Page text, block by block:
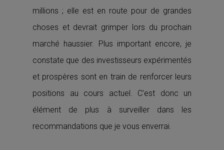
millions ; elle est en route pour de grandes
choses et devrait grimper lors du prochain
marché haussier. Plus important encore, je
constate que des investisseurs expérimentés
et prospères sont en train de renforcer leurs
positions au cours actuel. C’est donc un
élément de plus à surveiller dans les
recommandations que je vous enverrai.